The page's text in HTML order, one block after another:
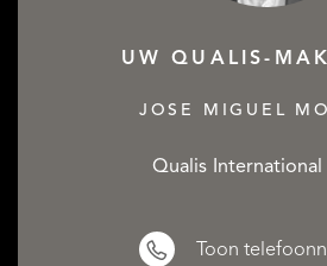
UW QUALIS-
JOSE MIGUEL
Qualis International
Toon